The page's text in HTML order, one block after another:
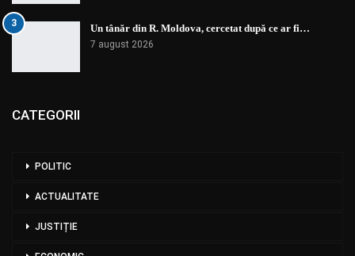
3 Un tânăr din R. Moldova, cercetat după ce ar fi…
7 august 2026
CATEGORII
POLITIC
ACTUALITATE
JUSTIȚIE